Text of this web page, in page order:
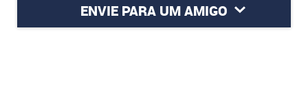
ENVIE PARA UM AMIGO